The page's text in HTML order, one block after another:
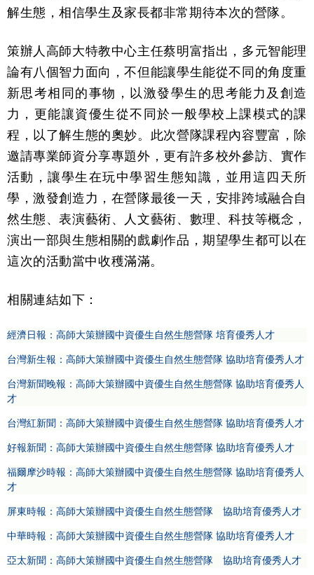
解生態，相信學生及家長都非常期待本次的營隊。
策辦人高師大特教中心主任蔡明富指出，多元智能理
論有八個智力面向，不但能讓學生能從不同的角度重
新思考相同的事物，以激發學生的思考能力及創造
力，更能讓資優生從不同於一般學校上課模式的課
程，以了解生態的奧妙。此次營隊課程內容豐富，除
邀請專業師資分享專題外，更有許多校外參訪、實作
活動，讓學生在玩中學習生態知識，並用這四天所
學，激發創造力，在營隊最後一天，安排跨域融合自
然生態、表演藝術、人文藝術、數理、科技等概念，
演出一部與生態相關的戲劇作品，期望學生都可以在
這次的活動當中收穫滿滿。
相關連結如下：
經濟日報：高師大策辦國中資優生自然生態營隊 培育優秀人才
台灣新生報：高師大策辦國中資優生自然生態營隊 協助培育優秀人才
台灣新聞晚報：高師大策辦國中資優生自然生態營隊 協助培育優秀人
才
台灣紅新聞：高師大策辦國中資優生自然生態營隊 協助培育優秀人才
好報新聞：高師大策辦國中資優生自然生態營隊 協助培育優秀人才
福爾摩沙時報：高師大策辦國中資優生自然生態營隊 協助培育優秀人
才
屏東時報：高師大策辦國中資優生自然生態營隊 協助培育優秀人才
中華時報：高師大策辦國中資優生自然生態營隊 協助培育優秀人才
亞太新聞：高師大策辦國中資優生自然生態營隊 協助培育優秀人才